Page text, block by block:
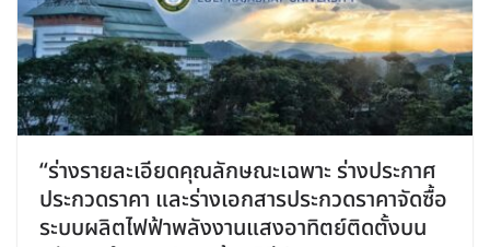
“ร่างรายละเอียดคุณลักษณะเฉพาะ ร่างประกาศ
ประกวดราคา และร่างเอกสารประกวดราคาจัดซื้อ
ระบบผลิตไฟฟ้าพลังงานแสงอาทิตย์ติดตั้งบน